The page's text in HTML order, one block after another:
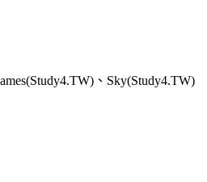
、Sky(Study4.TW)